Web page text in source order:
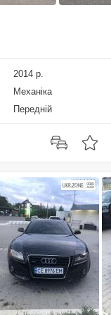
2014 р.
Механіка
Передній